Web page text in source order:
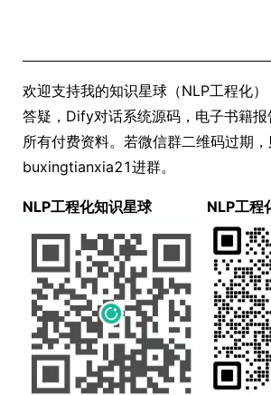
欢迎支持我的知识星球（NLP工程化
答疑，Dify对话系统源码，电子书籍
所有付费资料。若微信群二维码过期
buxingtianxia21进群。
NLP工程化知识星球 NLP工程